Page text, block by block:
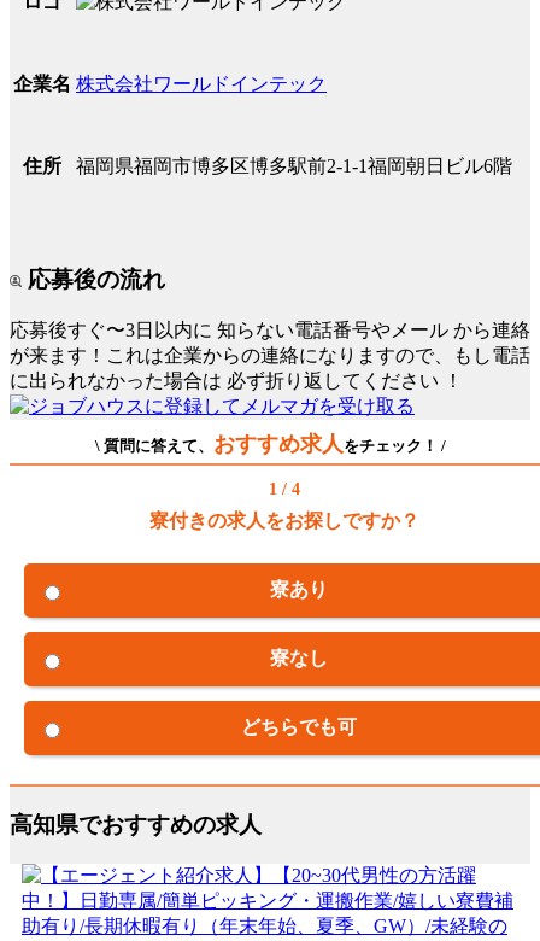
企業名 株式会社ワールドインテック
住所 福岡県福岡市博多区博多駅前2-1-1福岡朝日ビル6階
応募後の流れ
応募後すぐ〜3日以内に 知らない電話番号やメール から連絡
が来ます！これは企業からの連絡になりますので、もし電話
に出られなかった場合は 必ず折り返してください ！
\ 質問に答えて、 おすすめ求人をチェック！ /
1 / 4
寮付きの求人をお探しですか？
寮あり
寮なし
どちらでも可
高知県でおすすめの求人